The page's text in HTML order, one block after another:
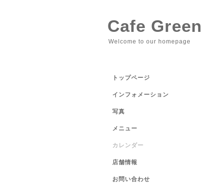
Cafe Green
Welcome to our homepage
トップページ
インフォメーション
写真
メニュー
カレンダー
店舗情報
お問い合わせ